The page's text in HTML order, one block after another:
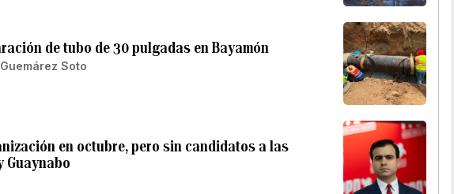
de tubo de 30 pulgadas en Bayamón
Soto
en octubre, pero sin candidatos a las
Guaynabo